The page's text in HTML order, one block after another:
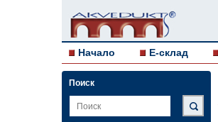
Начало E-склад
Поиск